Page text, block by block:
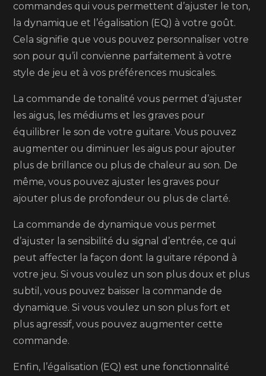
commandes qui vous permettent d’ajuster le ton,
la dynamique et l’égalisation (EQ) à votre goût.
Cela signifie que vous pouvez personnaliser votre
son pour qu’il convienne parfaitement à votre
style de jeu et à vos préférences musicales.
La commande de tonalité vous permet d’ajuster
les aigus, les médiums et les graves pour
équilibrer le son de votre guitare. Vous pouvez
augmenter ou diminuer les aigus pour ajouter
plus de brillance ou plus de chaleur au son. De
même, vous pouvez ajuster les graves pour
ajouter plus de profondeur ou plus de clarté.
La commande de dynamique vous permet
d’ajuster la sensibilité du signal d’entrée, ce qui
peut affecter la façon dont la guitare répond à
votre jeu. Si vous voulez un son plus doux et plus
subtil, vous pouvez baisser la commande de
dynamique. Si vous voulez un son plus fort et
plus agressif, vous pouvez augmenter cette
commande.
Enfin, l’égalisation (EQ) est une fonctionnalité